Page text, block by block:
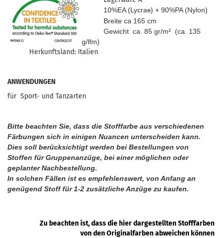
10%EA (Lycra®) + 90%PA (Nylon)
Breite ca 165 cm
Gewicht ca. 85 gr/m² (ca. 135
g/lfm)
Herkunftsland: Italien
ANWENDUNGEN
für Sport- und Tanzarten
Bitte beachten Sie, dass die Stofffarbe aus verschiedenen
Färbungen sich in einigen Nuancen unterscheiden kann.
Dies soll berücksichtigt werden bei Bestellungen von
Stoffen für Gruppenanzüge, bei einer möglichen oder
geplanter Nachbestellung.
In solchen Fällen ist es empfehlenswert, von Anfang an
genügend Stoff für 1-2 zusätzliche Anzüge zu kaufen.
Zu beachten ist, dass die hier dargestellten Stofffarben
von den Originalfarben abweichen können